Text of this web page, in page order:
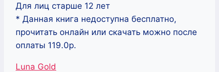
Для лиц старше 12 лет
* Данная книга недоступна бесплатно,
прочитать онлайн или скачать можно после
оплаты 119.0р.
Метки
Luna Gold